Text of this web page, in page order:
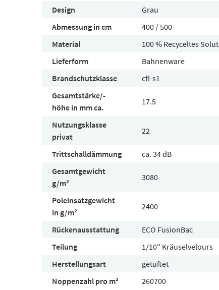
Design
Grau
Abmessung in cm
400 / 500
Material
100 % Recyceltes
Lieferform
Bahnenware
Brandschutzklasse
cfl-s1
Gesamtstärke/-
höhe in mm ca.
17.5
Nutzungsklasse
privat
22
Trittschalldämmung
ca. 34 dB
Gesamtgewicht
g/m²
3080
Poleinsatzgewicht
in g/m²
2400
Rückenausstattung
ECO FusionBac
Teilung
1/10" Kräuselvelours
Herstellungsart
getuftet
Noppenzahl pro m²
260700